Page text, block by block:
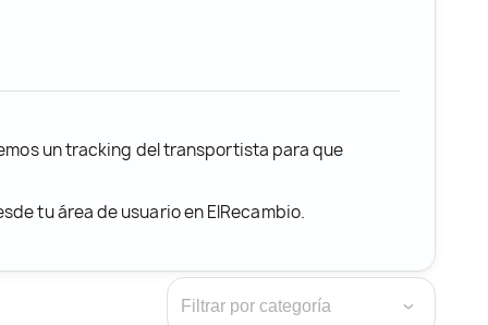
un tracking del transportista para que
tu área de usuario en ElRecambio.
›